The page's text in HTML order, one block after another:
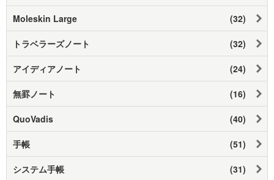
Moleskin Large (32)
トラベラーズノート (32)
アイディアノート (24)
無罫ノート (16)
QuoVadis (40)
手帳 (51)
システム手帳 (31)